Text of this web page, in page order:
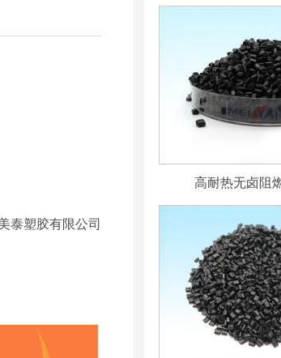
泰塑胶有限公司
高耐热无卤阻